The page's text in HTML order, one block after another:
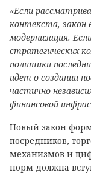
«Если
контекста, закон
модернизация.
стратегических
политики
идет о создании
частично
финансовой
Новый закон
посредников,
механизмов и
норм должна